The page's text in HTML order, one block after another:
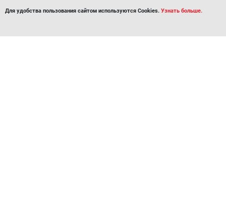
Для удобства пользования сайтом используются Cookies. Узнать больше.